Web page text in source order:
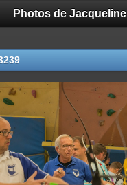
Photos de Jacqueline